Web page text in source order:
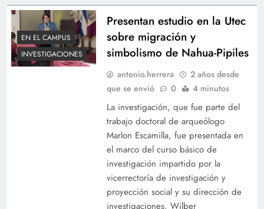
EN EL CAMPUS
INVESTIGACIONES
Presentan estudio en la Utec
sobre migración y
simbolismo de Nahua-Pipiles
antonio.herrera
2 años desde
que se envió
0 4 minutos
La investigación, que fue parte del
trabajo doctoral de arqueólogo
Marlon Escamilla, fue presentada en
el marco del curso básico de
investigación impartido por la
vicerrectoría de investigación y
proyección social y su dirección de
investigaciones. Wilber